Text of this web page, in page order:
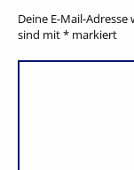
Deine E-Mail-
sind mit* markiert